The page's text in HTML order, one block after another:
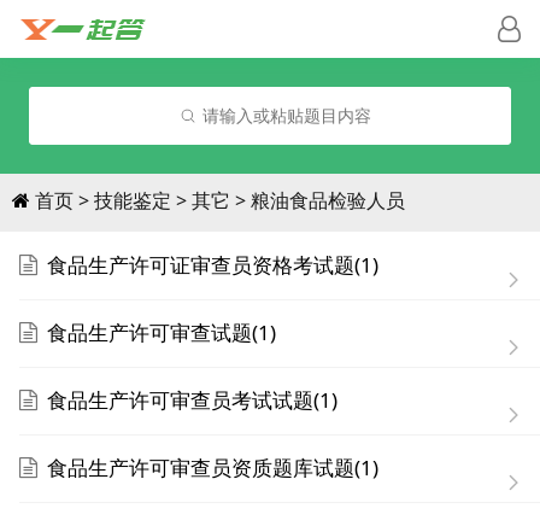
请输入或粘贴题目内容
首页 技能鉴定 其它 粮油食品检验人员
食品生产许可证审查员资格考试题(1)
食品生产许可审查试题(1)
食品生产许可审查员考试试题(1)
食品生产许可审查员资质题库试题(1)